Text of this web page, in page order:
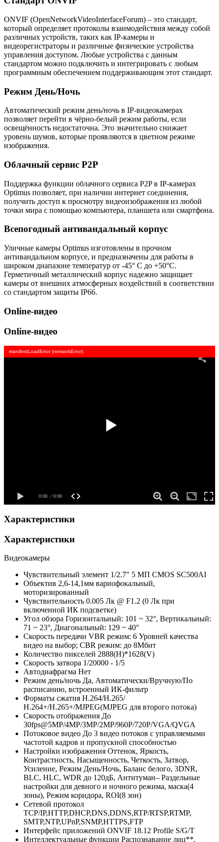
ONVIF (OpenNetworkVideoInterfaceForum) – это стандарт,
который определяет протоколы взаимодействия между собой
различных устройств, таких как IP-камеры и
видеорегистраторы и различные физические устройства
управления доступом. Любые устройства с данным
стандартом можно подключить и интегрировать с любым
программным обеспечением поддерживающим этот стандарт.
Режим День/Ночь
Автоматический режим день/ночь в IP-видеокамерах
позволяет перейти в чёрно-белый режим работы, если
освещённость недостаточна. Это значительно снижает
уровень шумов, которые проявляются в цветном режиме
изображения.
Облачный сервис P2P
Поддержка функции облачного сервиса P2P в IP-камерах
Optimus позволяет, при наличии интернет соединения,
получить доступ к просмотру видеоизображения из любой
точки мира с помощью компьютера, планшета или смартфона.
Всепогодный антивандальный корпус
Уличные камеры Optimus изготовлены в прочном
антивандальном корпусе, и предназначены для работы в
широком диапазоне температур от -45° C до +50°C.
Герметичный металлический корпус надежно защищает
камеры от внешних атмосферных воздействий в соответствии
со стандартом защиты IP66.
Online-видео
Online-видео
Характеристики
Характеристики
Видеокамеры
Чувствительный элемент 1/2.7" 5 МП CMOS SC500AI
Объектив 2,6-14,1мм вариофокальный,
моторизированный
Чувствительность 0.005 Лк @ F1.2 (0 Лк при
включенной ИК подсветке)
Угол обзора Горизонтальный: 101 ~ 32°, Вертикальный:
71 ~ 23°, Диагональный: 129 ~ 40°
Скорость передачи VBR режим: 6 Уровней качества
видео на выбор; CBR режим: до 8Мбит
Количество пикселей 2888(H)*1628(V)
Скорость затвора 1/20000 - 1/5
Автодиафрагма Нет
Режим день/ночь Да, Автоматически/Вручную/По
расписанию, встроенный ИК-фильтр
Форматы сжатия Н.264/H.265/
Н.264+/H.265+/MJPEG(MJPEG для второго потока)
Скорость отображения До
30fps@5MP/4MP/3MP/2MP/960P/720P/VGA/QVGA
Потоковое видео До 3 видео потоков с управляемыми
частотой кадров и пропускной способностью
Настройки изображения Оттенок, Яркость,
Контрастность, Насыщенность, Четкость, Затвор,
Усиление, Режим День/Ночь, Баланс белого, 3DNR,
BLC, HLC, WDR до 120дБ, Антитуман– Раздельные
настройки для девного и ночного режима, маска(4
зоны), Режим коридора, ROI(8 зон)
Сетевой протокол
TCP/IP,HTTP,DHCP,DNS,DDNS,RTP/RTSP,RTMP,
SMTP,NTP,UPnP,SNMP,HTTPS,FTP
Интерфейс приложений ONVIF 18.12 Profile S/G/T
Интеллектуальные функции Распознавание лиц**,